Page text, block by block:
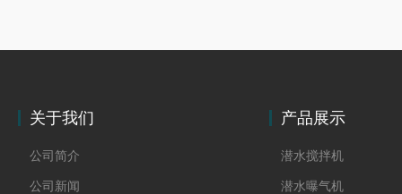
关于我们
公司简介
公司新闻
产品展示
潜水搅拌机
潜水曝气机